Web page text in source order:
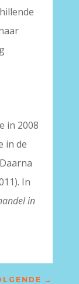
in 2008
in de
In
in
→